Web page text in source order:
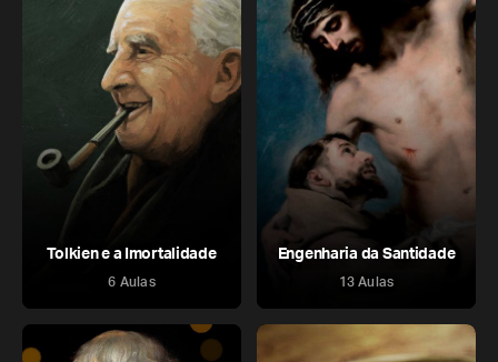
Tolkien e a Imortalidade
6 Aulas
Engenharia da Santidade
13 Aulas